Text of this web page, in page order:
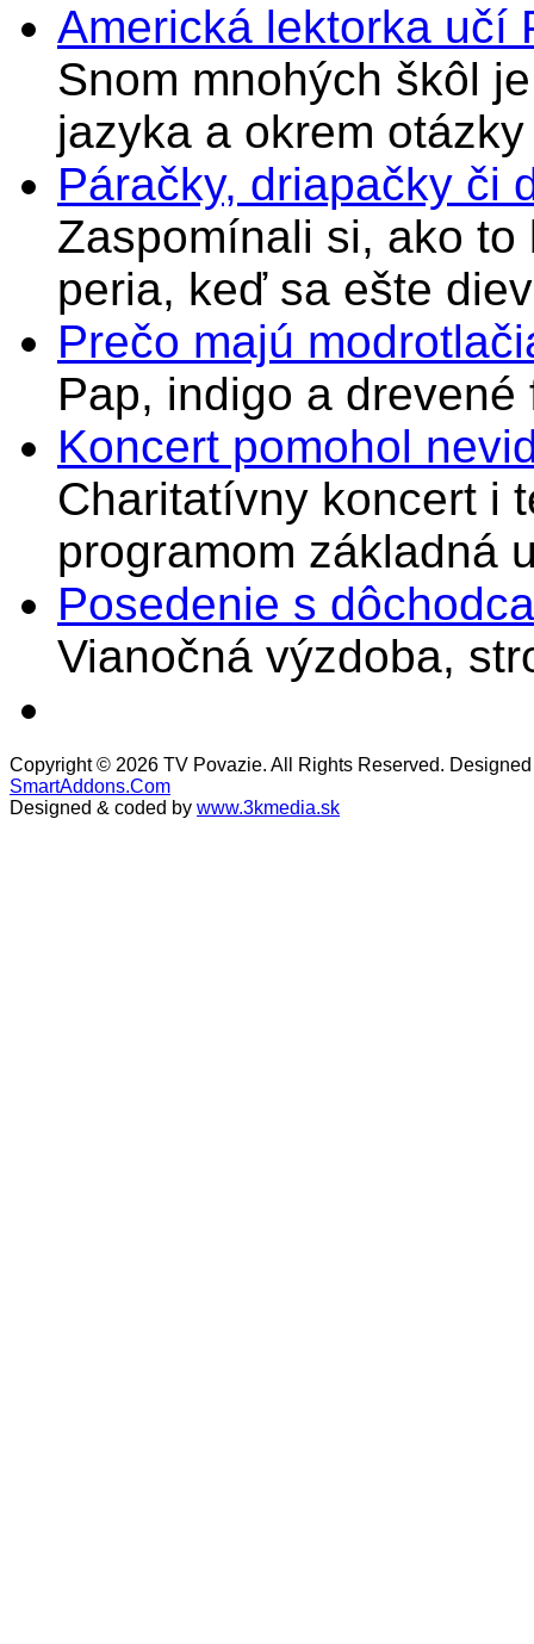
Americká lektorka učí
Snom mnohých škôl
jazyka a okrem
Páračky, driapačky či
Zaspomínali si, ako
peria, keď sa ešte
Prečo majú
Pap, indigo a drevené
Koncert pomohol
Charitatívny koncert i
programom základná
Posedenie s
Vianočná výzdoba,
Copyright © 2026 TV Povazie. All Rights Reserved.
SmartAddons.Com
Designed & coded by www.3kmedia.sk